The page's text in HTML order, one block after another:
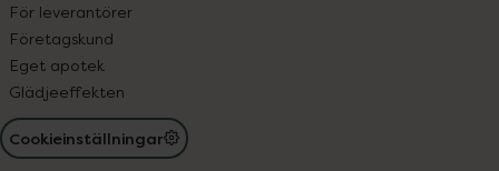
För leverantörer
Företagskund
Eget apotek
Glädjeeffekten
Cookieinställningar